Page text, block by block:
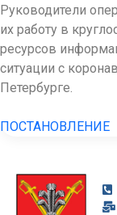
Руководители
их работу в
ресурсов
ситуации с
Петербурге.
ПОСТАНОВЛЕНИЕ